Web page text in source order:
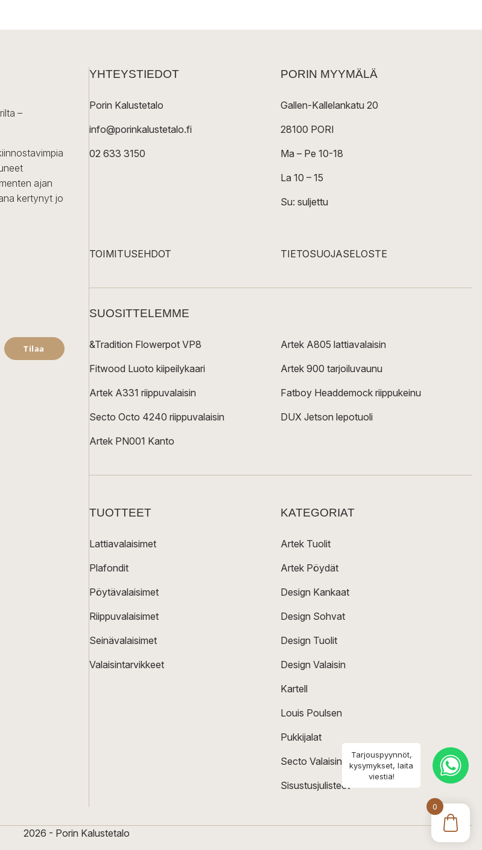
0
–
ajan
kertynyt jo
Tilaa
YHTEYSTIEDOT
Porin Kalustetalo
info@porinkalustetalo.fi
02 633 3150
PORIN MYYMÄLÄ
Gallen-Kallelankatu 20
28100 PORI
Ma – Pe 10-18
La 10 – 15
Su: suljettu
TOIMITUSEHDOT TIETOSUOJASELOSTE
SUOSITTELEMME
&Tradition Flowerpot VP8
Fitwood Luoto kiipeilykaari
Artek A331 riippuvalaisin
Secto Octo 4240 riippuvalaisin
Artek PN001 Kanto
Artek A805 lattiavalaisin
Artek 900 tarjoiluvaunu
Fatboy Headdemock riippukeinu
DUX Jetson lepotuoli
TUOTTEET
Lattiavalaisimet
Plafondit
Pöytävalaisimet
Riippuvalaisimet
Seinävalaisimet
Valaisintarvikkeet
KATEGORIAT
Artek Tuolit
Artek Pöydät
Design Kankaat
Design Sohvat
Design Tuolit
Design Valaisin
Kartell
Louis Poulsen
Pukkijalat
Secto Valaisin
Sisustusjulisteet
2026 - Porin Kalustetalo
Tarjouspyynnöt,
kysymykset, laita
viestiä!